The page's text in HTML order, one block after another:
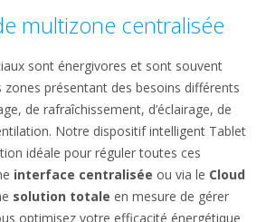
multizone centralisée
sont énergivores et sont souvent
zones présentant des besoins différents
de rafraîchissement, d’éclairage, de
Notre dispositif intelligent Tablet
idéale pour réguler toutes ces
interface centralisée ou via le Cloud
solution totale en mesure de gérer
optimisez votre efficacité énergétique